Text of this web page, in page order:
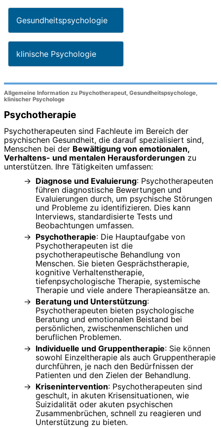
Gesundheitspsychologie
klinische Psychologie
Allgemeine Information zu Psychotherapeut, Gesundheitspsychologe,
klinischer Psychologe
Psychotherapie
Psychotherapeuten sind Fachleute im Bereich der
psychischen Gesundheit, die darauf spezialisiert sind,
Menschen bei der Bewältigung von emotionalen,
Verhaltens- und mentalen Herausforderungen zu
unterstützen. Ihre Tätigkeiten umfassen:
Diagnose und Evaluierung: Psychotherapeuten
führen diagnostische Bewertungen und
Evaluierungen durch, um psychische Störungen
und Probleme zu identifizieren. Dies kann
Interviews, standardisierte Tests und
Beobachtungen umfassen.
Psychotherapie: Die Hauptaufgabe von
Psychotherapeuten ist die
psychotherapeutische Behandlung von
Menschen. Sie bieten Gesprächstherapie,
kognitive Verhaltenstherapie,
tiefenpsychologische Therapie, systemische
Therapie und viele andere Therapieansätze an.
Beratung und Unterstützung:
Psychotherapeuten bieten psychologische
Beratung und emotionalen Beistand bei
persönlichen, zwischenmenschlichen und
beruflichen Problemen.
Individuelle und Gruppentherapie: Sie können
sowohl Einzeltherapie als auch Gruppentherapie
durchführen, je nach den Bedürfnissen der
Patienten und den Zielen der Behandlung.
Krisenintervention: Psychotherapeuten sind
geschult, in akuten Krisensituationen, wie
Suizidalität oder akuten psychischen
Zusammenbrüchen, schnell zu reagieren und
Unterstützung zu bieten.